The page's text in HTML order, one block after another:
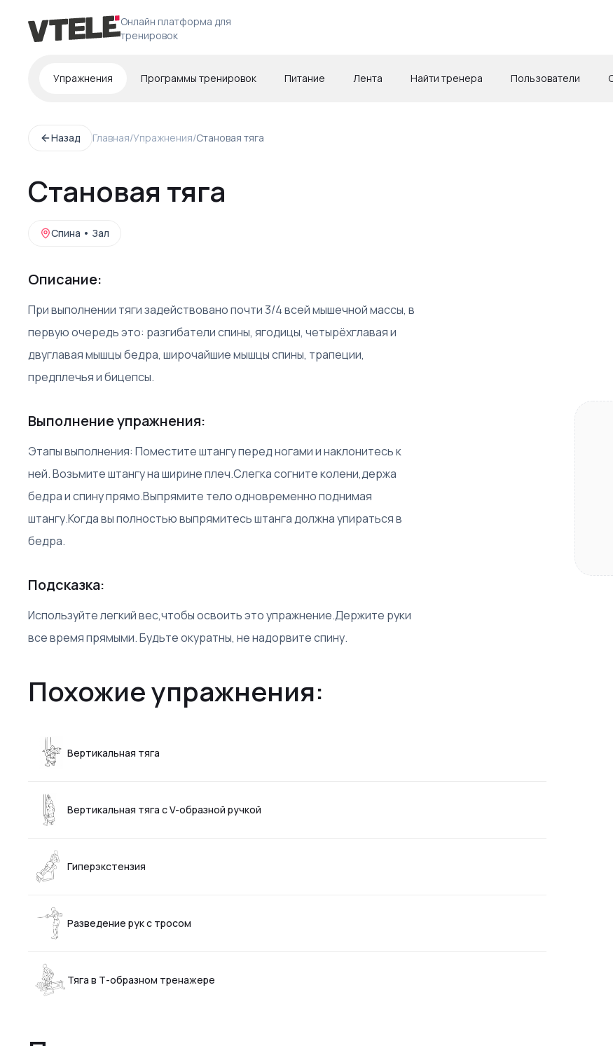
Онлайн платформа для
тренировок
Упражнения Программы тренировок Питание Лента Найти тренера Пользователи
Назад Главная/Упражнения/Cтановая тяга
Cтановая тяга
Спина • Зал
Описание:
При выполнении тяги задействовано почти 3/4 всей мышечной массы, в
первую очередь это: разгибатели спины, ягодицы, четырёхглавая и
двуглавая мышцы бедра, широчайшие мышцы спины, трапеции,
предплечья и бицепсы.
Выполнение упражнения:
Этапы выполнения: Поместите штангу перед ногами и наклонитесь к
ней. Возьмите штангу на ширине плеч.Слегка согните колени,держа
бедра и спину прямо.Выпрямите тело одновременно поднимая
штангу.Когда вы полностью выпрямитесь штанга должна упираться в
бедра.
Подсказка:
Используйте легкий вес,чтобы освоить это упражнение.Держите руки
все время прямыми. Будьте окуратны, не надорвите спину.
Похожие упражнения:
Вертикальная тяга
Вертикальная тяга с V-образной ручкой
Гиперэкстензия
Разведение рук с тросом
Тяга в Т-образном тренажере